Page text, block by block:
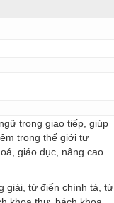
trong giao tiếp, giúp
trong thế giới tự
giáo dục, nâng cao
giải, từ điển chính tả, từ